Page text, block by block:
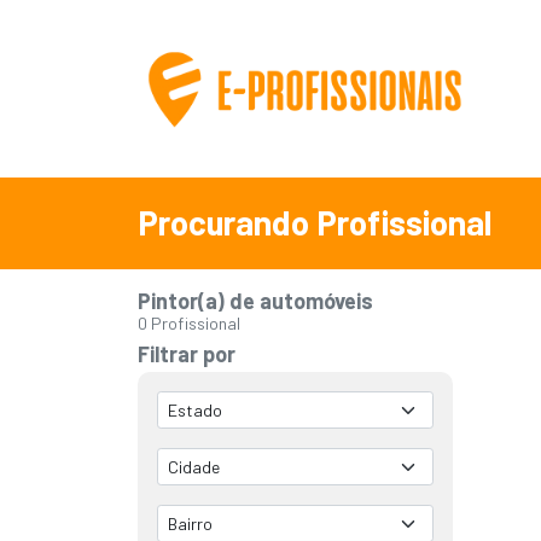
Procurando Profissional
Pintor(a) de automóveis
0 Profissional
Filtrar por